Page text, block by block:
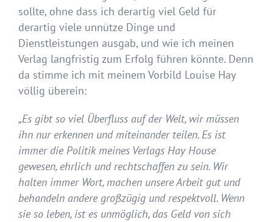
sollte, ohne dass ich derartig viel Geld für
derartig viele unnütze Dinge und
Dienstleistungen ausgab, und wie ich meinen
Verlag langfristig zum Erfolg führen könnte. Denn
da stimme ich mit meinem Vorbild Louise Hay
völlig überein:
„Es gibt so viel Überfluss auf der Welt, wir müssen
ihn nur erkennen und miteinander teilen. Es ist
immer die Politik meines Verlags Hay House
gewesen, ehrlich und rechtschaffen zu sein. Wir
halten immer Wort, machen unsere Arbeit gut und
behandeln andere großzügig und respektvoll. Wenn
sie so leben, ist es unmöglich, das Geld von sich